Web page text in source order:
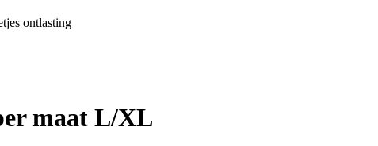
ontlasting
maat L/XL